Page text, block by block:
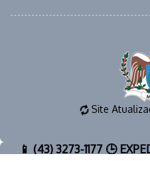
Site
📱 (43) 3273-1177 🕒